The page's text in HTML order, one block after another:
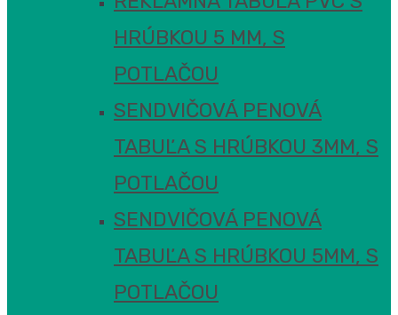
HRÚBKOU 5 MM, S
POTLAČOU
SENDVIČOVÁ PENOVÁ
TABUĽA S HRÚBKOU 3MM, S
POTLAČOU
SENDVIČOVÁ PENOVÁ
TABUĽA S HRÚBKOU 5MM, S
POTLAČOU